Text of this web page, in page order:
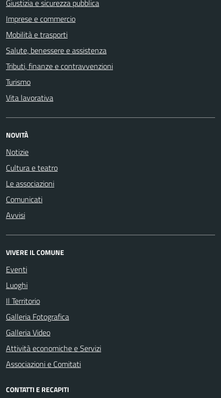
Giustizia e sicurezza pubblica
Imprese e commercio
Mobilità e trasporti
Salute, benessere e assistenza
Tributi, finanze e contravvenzioni
Turismo
Vita lavorativa
NOVITÀ
Notizie
Cultura e teatro
Le associazioni
Comunicati
Avvisi
VIVERE IL COMUNE
Eventi
Luoghi
Il Territorio
Galleria Fotografica
Galleria Video
Attività economiche e Servizi
Associazioni e Comitati
CONTATTI E RECAPITI